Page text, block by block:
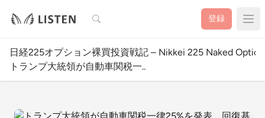
検索 登録
日経225オプション裸買投資戦記 – Nikkei 225 Naked
トランプ大統領が自動車関税一..